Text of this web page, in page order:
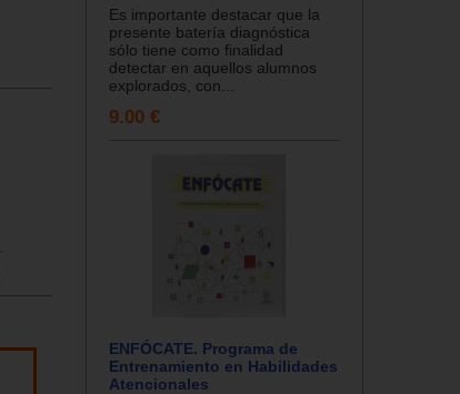
Es importante destacar que la
presente batería diagnóstica
sólo tiene como finalidad
detectar en aquellos alumnos
explorados, con...
9.00 €
ENFÓCATE. Programa de
Entrenamiento en Habilidades
Atencionales